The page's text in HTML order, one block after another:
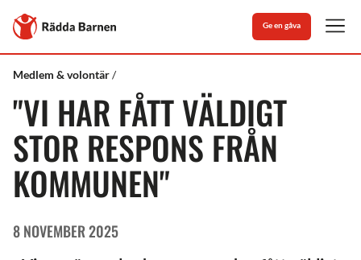
Till
Rädda
Barnens
Ge en gåva
Rädda
Medlem & volontär
Christina
sekreterare
distriktsstyrelsen
Jämtland
"VI HAR FÅTT VÄLDIGT
STOR RESPONS FRÅN
KOMMUNEN"
8 NOVEMBER 2025